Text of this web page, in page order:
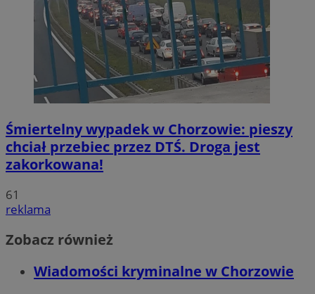
Śmiertelny wypadek w Chorzowie: pieszy
chciał przebiec przez DTŚ. Droga jest
zakorkowana!
61
reklama
Zobacz również
Wiadomości kryminalne w Chorzowie